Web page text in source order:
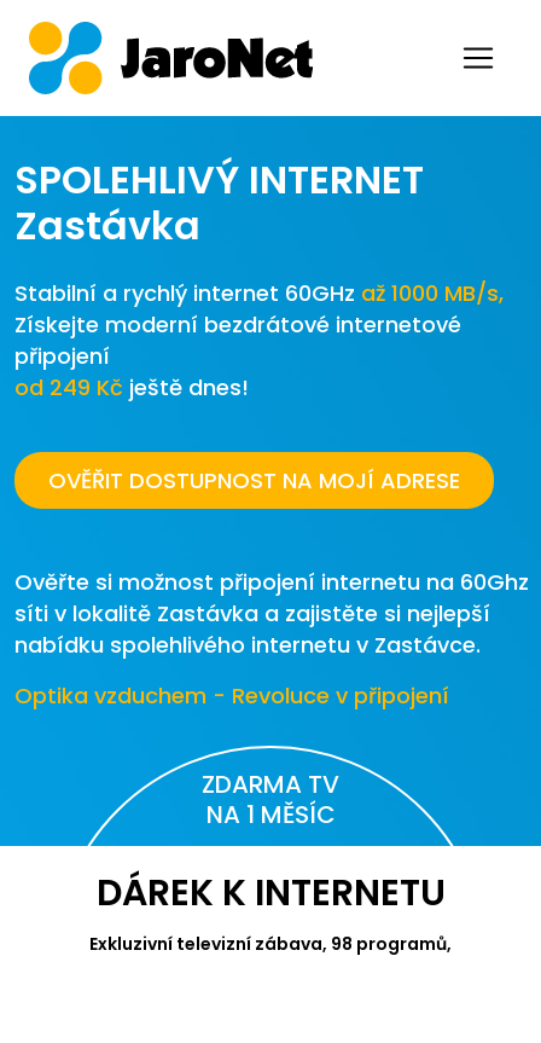
SPOLEHLIVÝ INTERNET
Zastávka
Stabilní a rychlý internet 60GHz až 1000 MB/s,
Získejte moderní bezdrátové internetové
připojení
od 249 Kč ještě dnes!
OVĚŘIT DOSTUPNOST NA MOJÍ ADRESE
Ověřte si možnost připojení internetu na 60Ghz
síti v lokalitě Zastávka a zajistěte si nejlepší
nabídku spolehlivého internetu v Zastávce.
Optika vzduchem - Revoluce v připojení
ZDARMA TV
NA 1 MĚSÍC
DÁREK K INTERNETU
Exkluzivní televizní zábava, 98 programů,